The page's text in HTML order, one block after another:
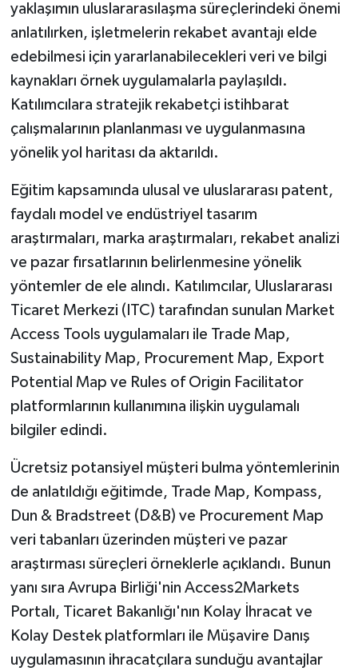
yaklaşımın uluslararasılaşma süreçlerindeki önemi
anlatılırken, işletmelerin rekabet avantajı elde
edebilmesi için yararlanabilecekleri veri ve bilgi
kaynakları örnek uygulamalarla paylaşıldı.
Katılımcılara stratejik rekabetçi istihbarat
çalışmalarının planlanması ve uygulanmasına
yönelik yol haritası da aktarıldı.
Eğitim kapsamında ulusal ve uluslararası patent,
faydalı model ve endüstriyel tasarım
araştırmaları, marka araştırmaları, rekabet analizi
ve pazar fırsatlarının belirlenmesine yönelik
yöntemler de ele alındı. Katılımcılar, Uluslararası
Ticaret Merkezi (ITC) tarafından sunulan Market
Access Tools uygulamaları ile Trade Map,
Sustainability Map, Procurement Map, Export
Potential Map ve Rules of Origin Facilitator
platformlarının kullanımına ilişkin uygulamalı
bilgiler edindi.
Ücretsiz potansiyel müşteri bulma yöntemlerinin
de anlatıldığı eğitimde, Trade Map, Kompass,
Dun & Bradstreet (D&B) ve Procurement Map
veri tabanları üzerinden müşteri ve pazar
araştırması süreçleri örneklerle açıklandı. Bunun
yanı sıra Avrupa Birliği'nin Access2Markets
Portalı, Ticaret Bakanlığı'nın Kolay İhracat ve
Kolay Destek platformları ile Müşavire Danış
uygulamasının ihracatçılara sunduğu avantajlar